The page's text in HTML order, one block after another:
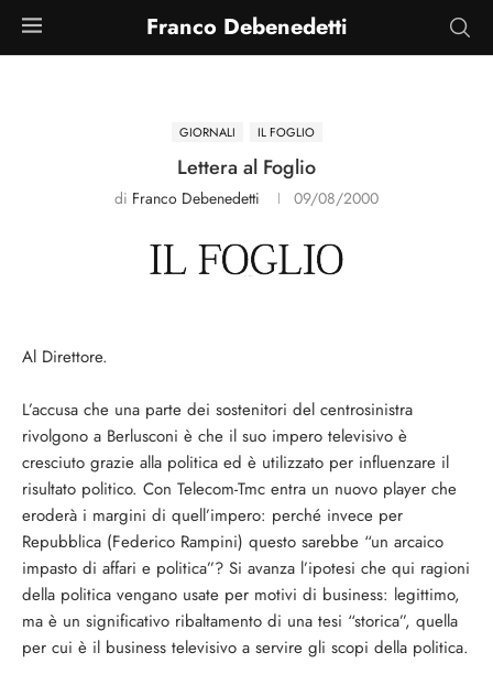
Franco Debenedetti
GIORNALI IL FOGLIO
Lettera al Foglio
di Franco Debenedetti 09/08/2000
Al Direttore.
L’accusa che una parte dei sostenitori del centrosinistra
rivolgono a Berlu­sconi è che il suo impero televisivo è
cresciuto gra­zie alla politica ed è utilizzato per influenzare il
risultato politico. Con Telecom-Tmc entra un nuovo player che
eroderà i margini di quell’im­pero: perché invece per
Repubblica (Federico Rampini) questo sarebbe “un arcaico
impasto di affari e politica”? Si avanza l’ipotesi che qui ra­gioni
della politica vengano usate per motivi di business: legittimo,
ma è un significativo ribalta­mento di una tesi “storica”, quella
per cui è il bu­siness televisivo a servire gli scopi della politica.